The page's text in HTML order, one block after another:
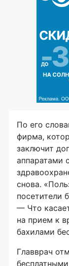
По его
фирма,
заключит
аппаратами
снова.
посетители
— Что
на прием к
бахилами
Главврач